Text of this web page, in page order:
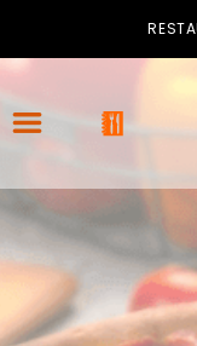
ACCUEIL
LA CARTE